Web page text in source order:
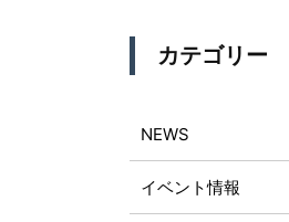
カテゴリー
NEWS
イベント情報